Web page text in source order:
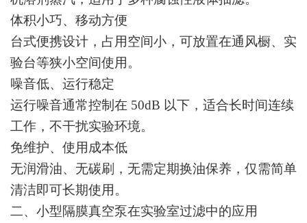
体积小巧、移动方便
台式便携设计，占用空间小，可放置在通风橱、实
验台等狭小空间使用。
噪音低、运行稳定
运行噪音通常控制在 50dB 以下，适合长时间连续
工作，不干扰实验环境。
免维护、使用成本低
无润滑油、无碳刷，无需定期换油保养，仅需简单
清洁即可长期使用。
二、小型隔膜真空泵在实验室过滤中的应用